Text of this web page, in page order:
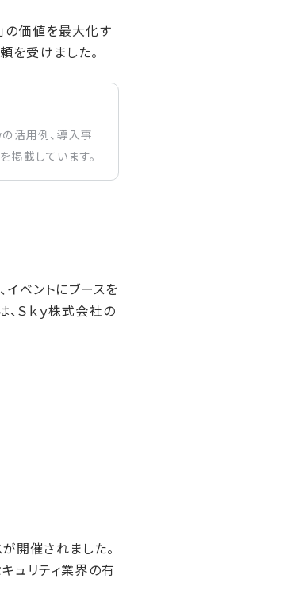
の価値を最大化す
を受けました。
活用例、導入事
掲載しています。
ベントにブースを
Ｓｋｙ株式会社の
催されました。
ュリティ業界の有